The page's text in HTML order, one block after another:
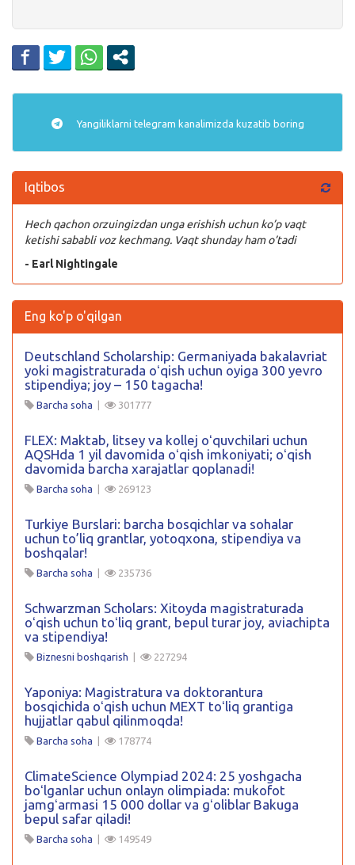
Yangiliklarni telegram kanalimizda kuzatib boring
Iqtibos
Hech qachon orzuingizdan unga erishish uchun ko’p vaqt
ketishi sababli voz kechmang. Vaqt shunday ham o’tadi
- Earl Nightingale
Eng ko'p o'qilgan
Deutschland Scholarship: Germaniyada bakalavriat
yoki magistraturada oʻqish uchun oyiga 300 yevro
stipendiya; joy – 150 tagacha!
Barcha soha | 301777
FLEX: Maktab, litsey va kollej oʻquvchilari uchun
AQSHda 1 yil davomida oʻqish imkoniyati; oʻqish
davomida barcha xarajatlar qoplanadi!
Barcha soha | 269123
Turkiye Burslari: barcha bosqichlar va sohalar
uchun to’liq grantlar, yotoqxona, stipendiya va
boshqalar!
Barcha soha | 235736
Schwarzman Scholars: Xitoyda magistraturada
oʻqish uchun toʻliq grant, bepul turar joy, aviachipta
va stipendiya!
Biznesni boshqarish | 227294
Yaponiya: Magistratura va doktorantura
bosqichida oʻqish uchun MEXT toʻliq grantiga
hujjatlar qabul qilinmoqda!
Barcha soha | 178774
ClimateScience Olympiad 2024: 25 yoshgacha
boʻlganlar uchun onlayn olimpiada: mukofot
jamgʻarmasi 15 000 dollar va gʻoliblar Bakuga
bepul safar qiladi!
Barcha soha | 149549